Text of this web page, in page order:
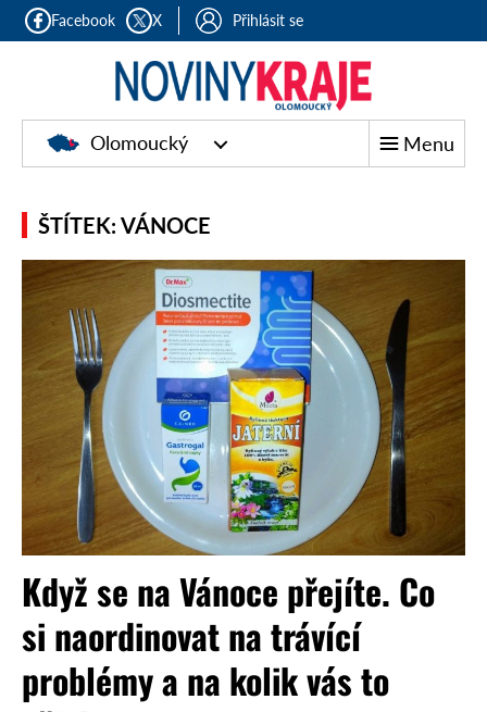
Facebook X Přihlásit se
Olomoucký Menu
ŠTÍTEK: VÁNOCE
Když se na Vánoce přejíte. Co
si naordinovat na trávící
problémy a na kolik vás to